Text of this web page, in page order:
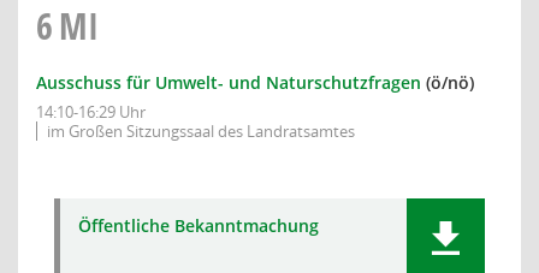
6MI
Ausschuss für Umwelt- und Naturschutzfragen (ö/nö)
14:10-16:29 Uhr
im Großen Sitzungssaal des Landratsamtes
Öffentliche Bekanntmachung